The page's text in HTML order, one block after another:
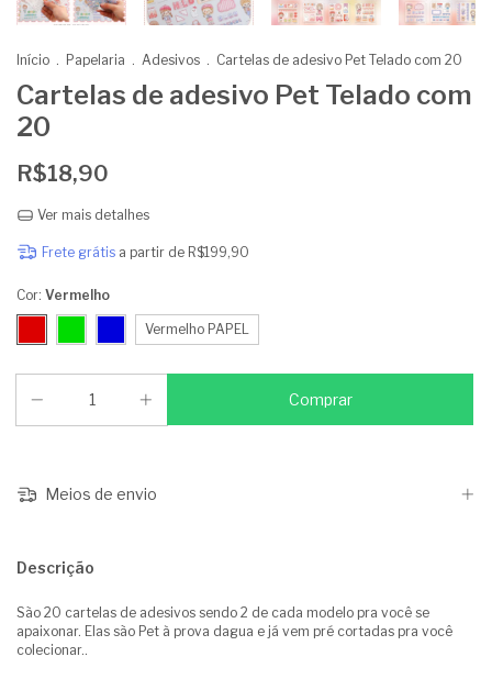
Início . Papelaria . Adesivos . Cartelas de adesivo Pet Telado com 20
Cartelas de adesivo Pet Telado com
20
R$18,90
Ver mais detalhes
Frete grátis a partir de R$199,90
Cor: Vermelho
Vermelho PAPEL
Meios de envio
Descrição
São 20 cartelas de adesivos sendo 2 de cada modelo pra você se
apaixonar. Elas são Pet à prova dagua e já vem pré cortadas pra você
colecionar..